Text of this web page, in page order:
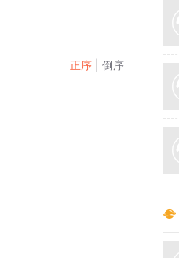
正序 倒序